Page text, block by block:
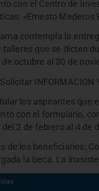
con el Centro de
«Ernesto Mederos
contempla la
talleres que se dicten
de octubre al 30 de
INFORMACION
los aspirantes que
con el formulario,
del 2 de febrero al 4 de
de los beneficiarios:
la beca. La